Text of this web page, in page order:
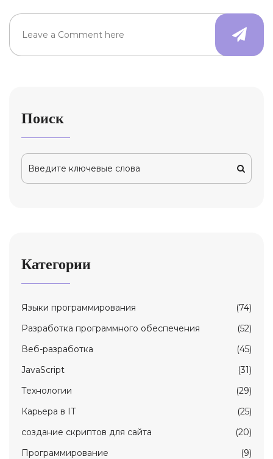
Поиск
Категории
Языки программирования
(74)
Разработка программного обеспечения
(52)
Веб-разработка
(45)
JavaScript
(31)
Технологии
(29)
Карьерa в IT
(25)
создание скриптов для сайта
(20)
Программирование
(9)